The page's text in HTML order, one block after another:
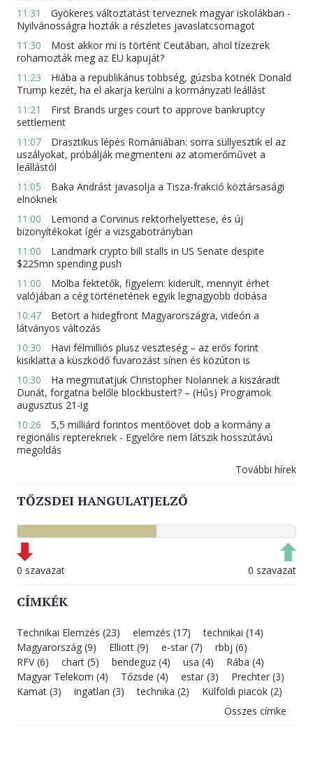
11:31
Gyökeres változtatást terveznek magyar iskolákban -
Nyilvánosságra hozták a részletes javaslatcsomagot
11:30
Most akkor mi is történt Ceutában, ahol tízezrek
rohamozták meg az EU kapuját?
11:23
Hiába a republikánus többség, gúzsba kötnék Donald
Trump kezét, ha el akarja kerülni a kormányzati leállást
11:21
First Brands urges court to approve bankruptcy
settlement
11:07
Drasztikus lépés Romániában: sorra süllyesztik el az
uszályokat, próbálják megmenteni az atomerőművet a
leállástól
11:05
Baka Andrást javasolja a Tisza-frakció köztársasági
elnöknek
11:00
Lemond a Corvinus rektorhelyettese, és új
bizonyítékokat ígér a vizsgabotrányban
11:00
Landmark crypto bill stalls in US Senate despite
$225mn spending push
11:00
Molba fektetők, figyelem: kiderült, mennyit érhet
valójában a cég történetének egyik legnagyobb dobása
10:47
Betört a hidegfront Magyarországra, videón a
látványos változás
10:30
Havi félmilliós plusz veszteség – az erős forint
kisiklatta a küszködő fuvarozást sínen és közúton is
10:30
Ha megmutatjuk Christopher Nolannek a kiszáradt
Dunát, forgatna belőle blockbustert? – (Hűs) Programok
augusztus 21-ig
10:26
5,5 milliárd forintos mentőövet dob a kormány a
regionális reptereknek - Egyelőre nem látszik hosszútávú
megoldás
További hírek
TŐZSDEI HANGULATJELZŐ
0 szavazat 0 szavazat
CÍMKÉK
Technikai Elemzés (23) elemzés (17)
technikai (14)
Magyarország (9)
Elliott (9) e-star (7)
rbbj (6)
RFV (6)
chart (5) bendeguz (4) usa (4)
Rába (4)
Magyar Telekom (4)
Tőzsde (4) estar (3)
Prechter (3)
Kamat (3)
ingatlan (3) technika (2)
Külföldi piacok (2)
Összes címke